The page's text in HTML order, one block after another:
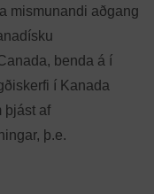
mismunandi aðgang
benda á í
í Kanada
þjást af
þ.e.